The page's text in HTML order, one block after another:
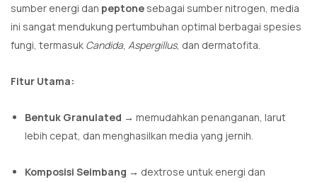
sumber energi dan peptone sebagai sumber nitrogen, media
ini sangat mendukung pertumbuhan optimal berbagai spesies
fungi, termasuk Candida, Aspergillus, dan dermatofita.
Fitur Utama:
Bentuk Granulated → memudahkan penanganan, larut
lebih cepat, dan menghasilkan media yang jernih.
Komposisi Seimbang → dextrose untuk energi dan